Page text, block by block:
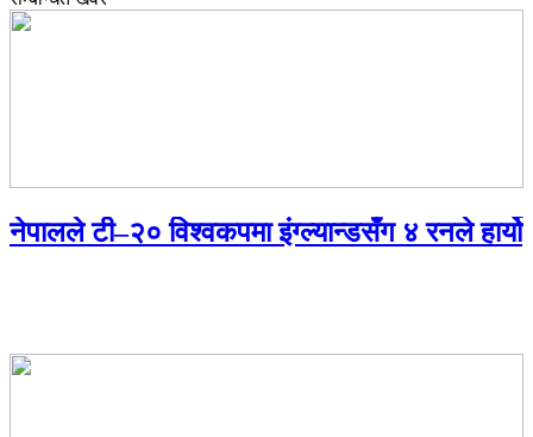
नेपालले टी–२० विश्वकपमा इंग्ल्यान्डसँग ४ रनले हार्यो